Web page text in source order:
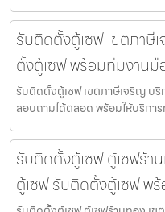
รับติดตั้งตู้เซฟ เขตภาษี
ตั้งตู้เซฟ พร้อมทีมงานมื
รับติดตั้งตู้เซฟ เขตภาษีเจริญ บ
สอบถามได้ตลอด พร้อมให้บริกา
รับติดตั้งตู้เซฟ ตู้เซฟร้า
ตู้เซฟ รับติดตั้งตู้เซฟ พ